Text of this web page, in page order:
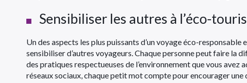
Sensibiliser les autres à l’éco-
Un des aspects les plus puissants d’un voyage éco-
sensibiliser d’autres voyageurs. Chaque personne peut faire la
des pratiques respectueuses de l’environnement que vous avez
réseaux sociaux, chaque petit mot compte pour encourager